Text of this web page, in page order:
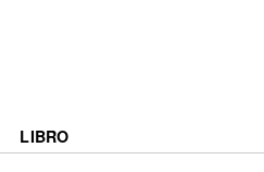
LIBRO